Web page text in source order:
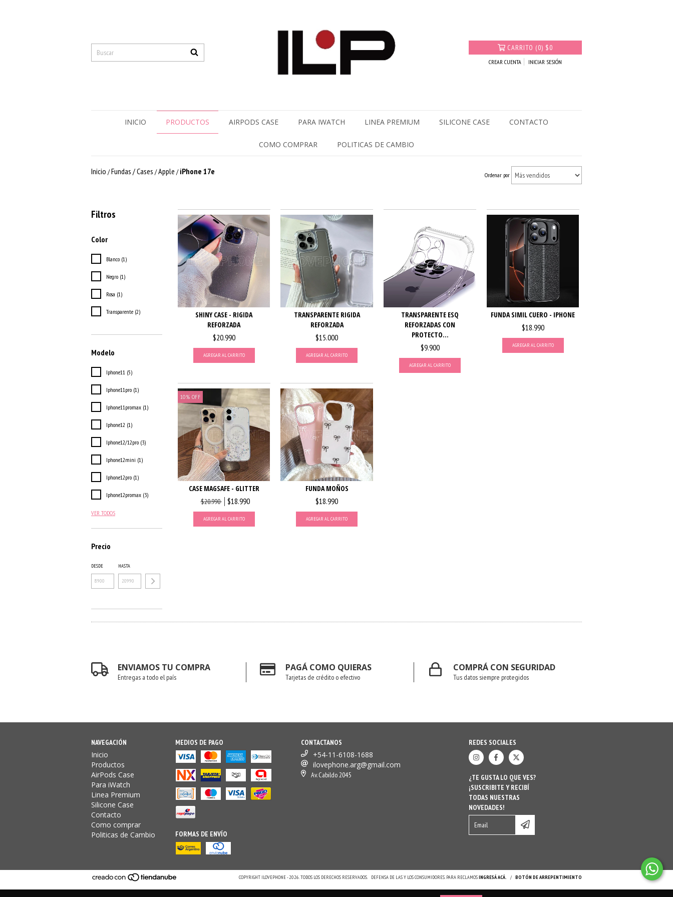
CARRITO (0) $0
CREAR CUENTA INICIAR SESIÓN
INICIO PRODUCTOS AIRPODS CASE PARA IWATCH LINEA PREMIUM SILICONE CASE CONTACTO
COMO COMPRAR POLITICAS DE CAMBIO
Inicio /Fundas / Cases /Apple / iPhone 17e Ordenar por
Filtros
Color
Blanco (1)
Negro (1)
Rosa (1)
Transparente (2)
Modelo
Iphone11 (5)
Iphone11pro (1)
Iphone11promax (1)
Iphone12 (1)
Iphone12/12pro (3)
Iphone12mini (1)
Iphone12pro (1)
Iphone12promax (3)
VER TODOS
Precio
DESDE HASTA
SHINY CASE - RIGIDA
REFORZADA
$20.990
AGREGAR AL CARRITO
TRANSPARENTE RIGIDA
REFORZADA
$15.000
AGREGAR AL CARRITO
TRANSPARENTE ESQ
REFORZADAS CON
PROTECTO...
$9.900
AGREGAR AL CARRITO
FUNDA SIMIL CUERO - IPHONE
$18.990
AGREGAR AL CARRITO
10% OFF
CASE MAGSAFE - GLITTER
$20.990 $18.990
AGREGAR AL CARRITO
FUNDA MOÑOS
$18.990
AGREGAR AL CARRITO
ENVIAMOS TU COMPRA
Entregas a todo el país
PAGÁ COMO QUIERAS
Tarjetas de crédito o efectivo
COMPRÁ CON SEGURIDAD
Tus datos siempre protegidos
NAVEGACIÓN
Inicio
Productos
AirPods Case
Para iWatch
Linea Premium
Silicone Case
Contacto
Como comprar
Politicas de Cambio
MEDIOS DE PAGO
FORMAS DE ENVÍO
CONTACTANOS
+54-11-6108-1688
ilovephone.arg@gmail.com
Av. Cabildo 2045
REDES SOCIALES
¿TE GUSTA LO QUE VES?
¡SUSCRIBITE Y RECIBÍ
TODAS NUESTRAS
NOVEDADES!
COPYRIGHT ILOVEPHONE - 2026. TODOS LOS DERECHOS RESERVADOS. DEFENSA DE LAS Y LOS CONSUMIDORES. PARA RECLAMOSINGRESÁ ACÁ. / BOTÓN DE ARREPENTIMIENTO